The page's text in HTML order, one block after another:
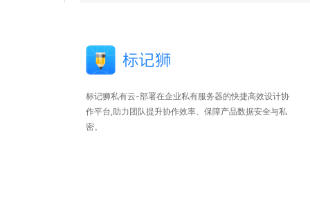
标记狮私有云-部署在企业私有服务器的快捷高效设计协
作平台,助力团队提升协作效率、保障产品数据安全与私
密。